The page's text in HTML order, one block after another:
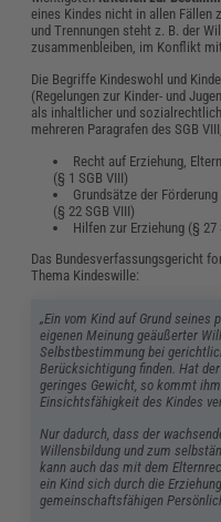
eines Kindes nicht in allen Fällen
und Trennungen steht z. B. der
zusammenbleiben, im Konflikt
Die Begriffe Kindeswohl und
(Regelungen zur Kinder- und
als inhaltlicher und
mehreren Paragrafen des SGB
Recht auf Erziehung,
(§ 1 SGB VIII)
Grundsätze der
(§ 22 SGB VIII)
Hilfen zur Erziehung (§ 27
Das Bundesverfassungsgericht
Thema Kindeswille:
„Ein vom Kind auf Grund seines
eigenen Meinung geäußerter
Selbstbestimmung bei
Berücksichtigung finden. Hat
geringes Gewicht, so kommt
Einsichtsfähigkeit des Kindes
Nur dadurch, dass der
Willensbildung und zum
kann auch das mit dem
ein Kind sich durch die
gemeinschaftsfähigen